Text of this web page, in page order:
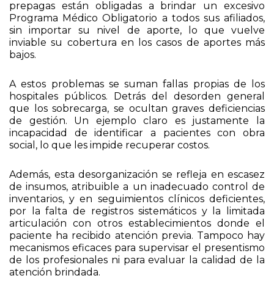
sin importar su nivel de aporte, lo que vuelve
inviable su cobertura en los casos de aportes más
bajos.
hospitales públicos. Detrás del desorden general
que los sobrecarga, se ocultan graves deficiencias
de gestión. Un ejemplo claro es justamente la
incapacidad de identificar a pacientes con obra
social, lo que les impide recuperar costos.
de insumos, atribuible a un inadecuado control de
inventarios, y en seguimientos clínicos deficientes,
por la falta de registros sistemáticos y la limitada
articulación con otros establecimientos donde el
paciente ha recibido atención previa. Tampoco hay
mecanismos eficaces para supervisar el presentismo
de los profesionales ni para evaluar la calidad de la
atención brindada.